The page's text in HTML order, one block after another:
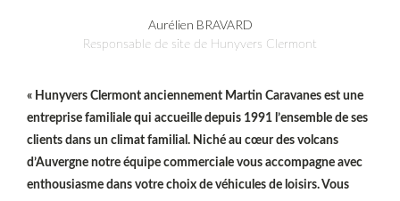
Aurélien BRAVARD
Responsable de site de Hunyvers Clermont
« Hunyvers Clermont anciennement Martin Caravanes est une
entreprise familiale qui accueille depuis 1991 l’ensemble de ses
clients dans un climat familial. Niché au cœur des volcans
d’Auvergne notre équipe commerciale vous accompagne avec
enthousiasme dans votre choix de véhicules de loisirs. Vous